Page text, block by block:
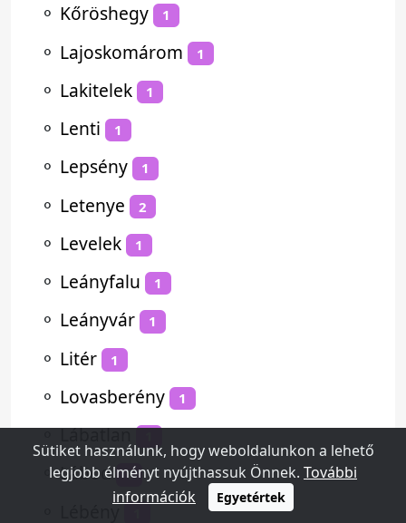
⚬ Kőröshegy 1
⚬ Lajoskomárom 1
⚬ Lakitelek 1
⚬ Lenti 1
⚬ Lepsény 1
⚬ Letenye 2
⚬ Levelek 1
⚬ Leányfalu 1
⚬ Leányvár 1
⚬ Litér 1
⚬ Lovasberény 1
⚬Lábatlan
⚬Lábod 1
Lébény
Sütiket használunk, hogy weboldalunkon a lehető
legjobb élményt nyújthassuk Önnek. További
információk
Egyetértek